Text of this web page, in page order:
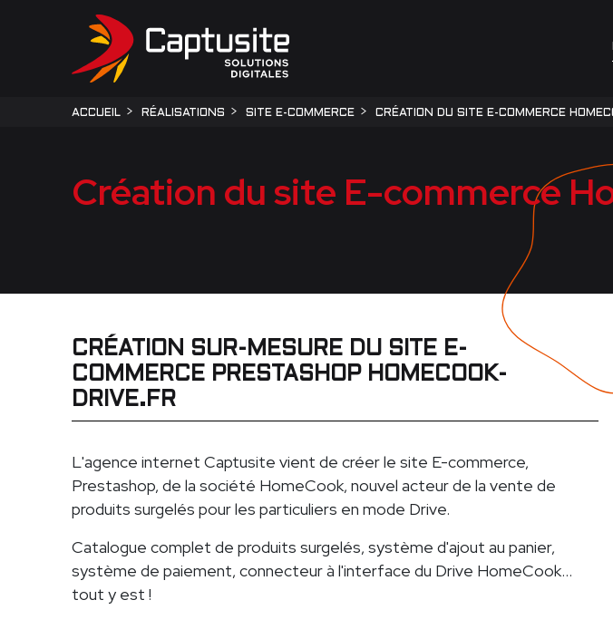
ACCUEIL RÉALISATIONS SITE E-COMMERCE CRÉATION DU SITE E-COMMERCE
Création du site E-commerce
CRÉATION SUR-MESURE DU SITE E-
COMMERCE PRESTASHOP HOMECOOK-
DRIVE.FR
L'agence internet Captusite vient de créer le site E-commerce,
Prestashop, de la société HomeCook, nouvel acteur de la vente de
produits surgelés pour les particuliers en mode Drive.
Catalogue complet de produits surgelés, système d'ajout au panier,
système de paiement, connecteur à l'interface du Drive HomeCook...
tout y est !